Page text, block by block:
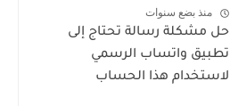
منذ بضع سنوات
حل مشكلة رسالة تحتاج إلى
تطبيق واتساب الرسمي
لاستخدام هذا الحساب